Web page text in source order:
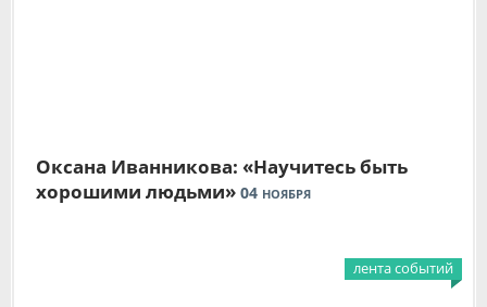
Оксана Иванникова: «Научитесь быть
хорошими людьми» 04 НОЯБРЯ
лента событий